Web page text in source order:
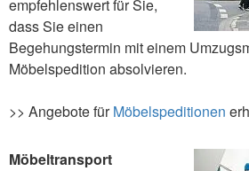
empfehlenswert für Sie,
dass Sie einen
Begehungstermin mit einem
Möbelspedition absolvieren.
>> Angebote fürMöbelspeditionen
Möbeltransport